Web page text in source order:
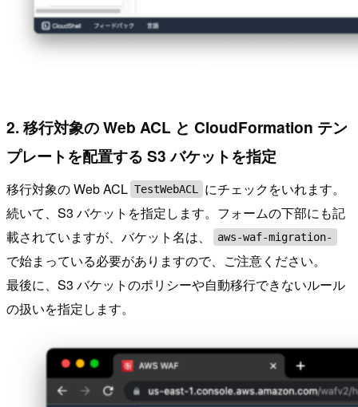
2. 移行対象の Web ACL と CloudFormation テン
プレートを配置する S3 バケットを指定
移行対象の Web ACL TestWebACL
にチェックをいれます。
続いて、S3 バケットを指定します。フォームの下部にも記
載されていますが、バケット名は、
aws-waf-migration-
で始まっている必要がありますので、ご注意ください。
最後に、S3 バケットのポリシーや自動移行できないルール
の扱いを指定します。